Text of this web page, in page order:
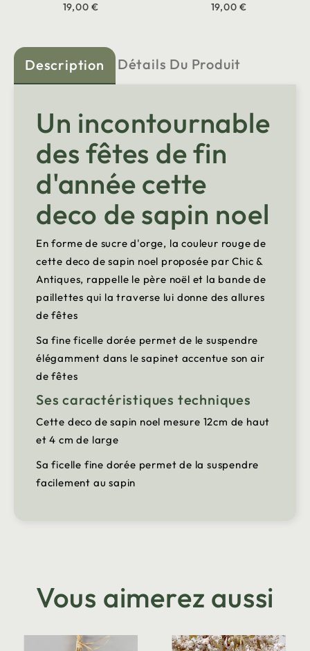
19,00 € 19,00 €
Description Détails Du Produit
Un incontournable
des fêtes de fin
d'année cette
deco de sapin noel
En forme de sucre d'orge, la couleur rouge de
cette deco de sapin noel proposée par Chic &
Antiques, rappelle le père noël et la bande de
paillettes qui la traverse lui donne des allures
de fêtes
Sa fine ficelle dorée permet de le suspendre
élégamment dans le sapinet accentue son air
de fêtes
Ses caractéristiques techniques
Cette deco de sapin noel mesure 12cm de haut
et 4 cm de large
Sa ficelle fine dorée permet de la suspendre
facilement au sapin
Vous aimerez aussi